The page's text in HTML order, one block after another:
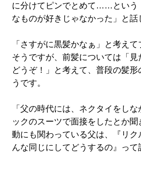
に分けてピンでとめて……という
なものが好きじゃなかった」と話
「さすがに黒髪かなぁ」と考え
そうですが、前髪については「見
どうぞ！」と考えて、普段の髪
うです。
「父の時代には、ネクタイをし
ックのスーツで面接をしたとか
動にも関わっている父は、『リク
んな同じにしてどうするの』って